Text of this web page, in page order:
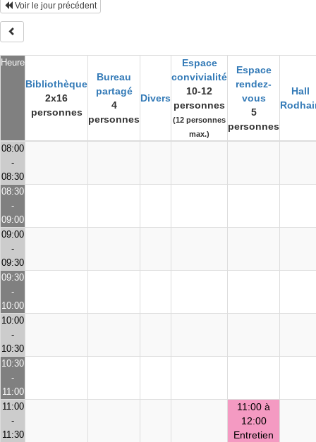
Heure
Bibliothèque
2x16
personnes
Bureau
partagé
4
personnes
Divers
Espace
convivialité
10-12
personnes
(12 personnes
max.)
Espace
rendez-
vous
5
personnes
Hall
Voir le jour précédent
08:00
-
08:30
08:30
-
09:00
09:00
-
09:30
09:30
-
10:00
10:00
-
10:30
10:30
-
11:00
11:00
-
11:30
11:00 à
12:00
Entretien